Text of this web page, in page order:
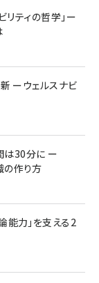
ティの哲学」ー
ーウェルスナビ
は30分に ー
の作り方
能力」を支える2